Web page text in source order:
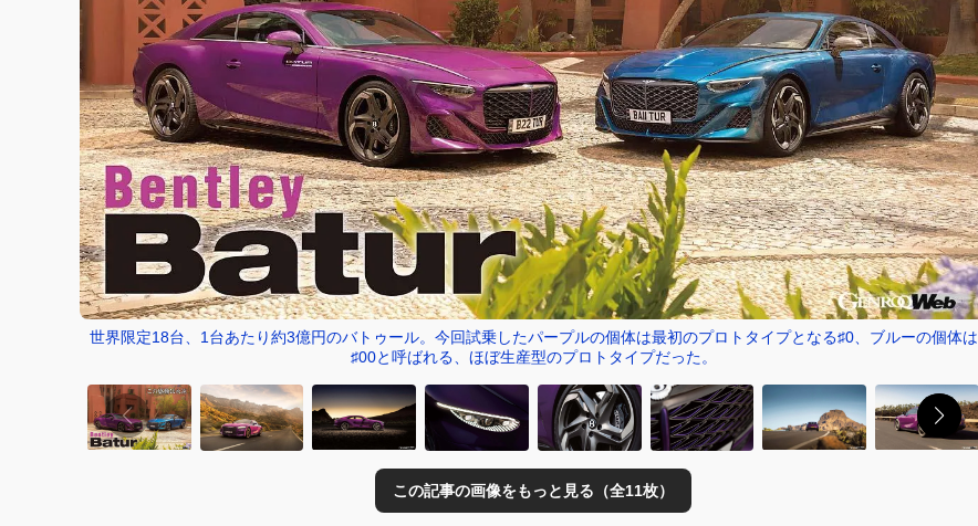
世界限定18台、1台あたり約3億円のバトゥール。今回試乗したパープルの個体は最初のプロトタイプとなる♯0、ブルーの個体は
♯00と呼ばれる、ほぼ生産型のプロトタイプだった。
この記事の画像をもっと見る（全11枚）